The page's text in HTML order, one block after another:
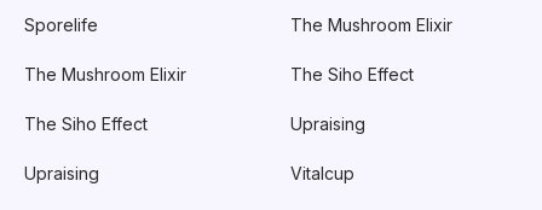
Sporelife
The Mushroom Elixir
The Siho Effect
Upraising
The Mushroom Elixir
The Siho Effect
Upraising
Vitalcup